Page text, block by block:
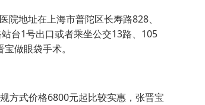
地址在上海市普陀区长寿路828、
台1号出口或者乘坐公交13路、105
做眼袋手术。
方式价格6800元起比较实惠，张晋宝